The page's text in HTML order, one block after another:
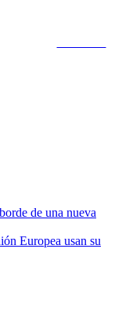
de una nueva
Europea usan su